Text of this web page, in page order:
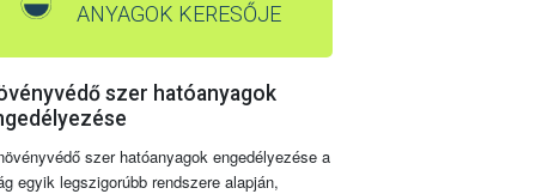
ANYAGOK KERESŐJE
szer hatóanyagok
szer hatóanyagok engedélyezése a
egyik legszigorúbb rendszere alapján,